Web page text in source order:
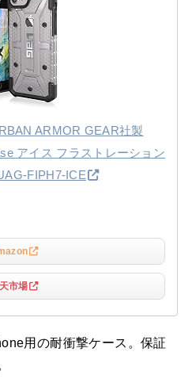
ARMOR GEAR社製
アイス フラストレーション
FIPH7-ICE
市場
用の耐衝撃ケース。保証